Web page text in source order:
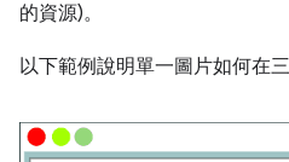
的資源)。
以下範例說明單一圖片如何在